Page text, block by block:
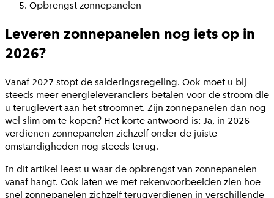
Opbrengst zonnepanelen
Leveren zonnepanelen nog iets op in
2026?
Vanaf 2027 stopt de salderingsregeling. Ook moet u bij
steeds meer energieleveranciers betalen voor de stroom die
u teruglevert aan het stroomnet. Zijn zonnepanelen dan nog
wel slim om te kopen? Het korte antwoord is: Ja, in 2026
verdienen zonnepanelen zichzelf onder de juiste
omstandigheden nog steeds terug.
In dit artikel leest u waar de opbrengst van zonnepanelen
vanaf hangt. Ook laten we met rekenvoorbeelden zien hoe
snel zonnepanelen zichzelf terugverdienen in verschillende